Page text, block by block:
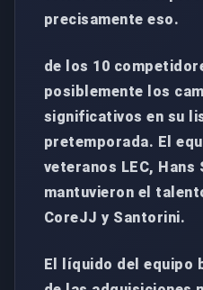
precisamente eso.
de los 10
posiblemente los
significativos en su
pretemporada. El
veteranos LEC, Hans
mantuvieron el
CoreJJ y Santorini.
El líquido del equipo